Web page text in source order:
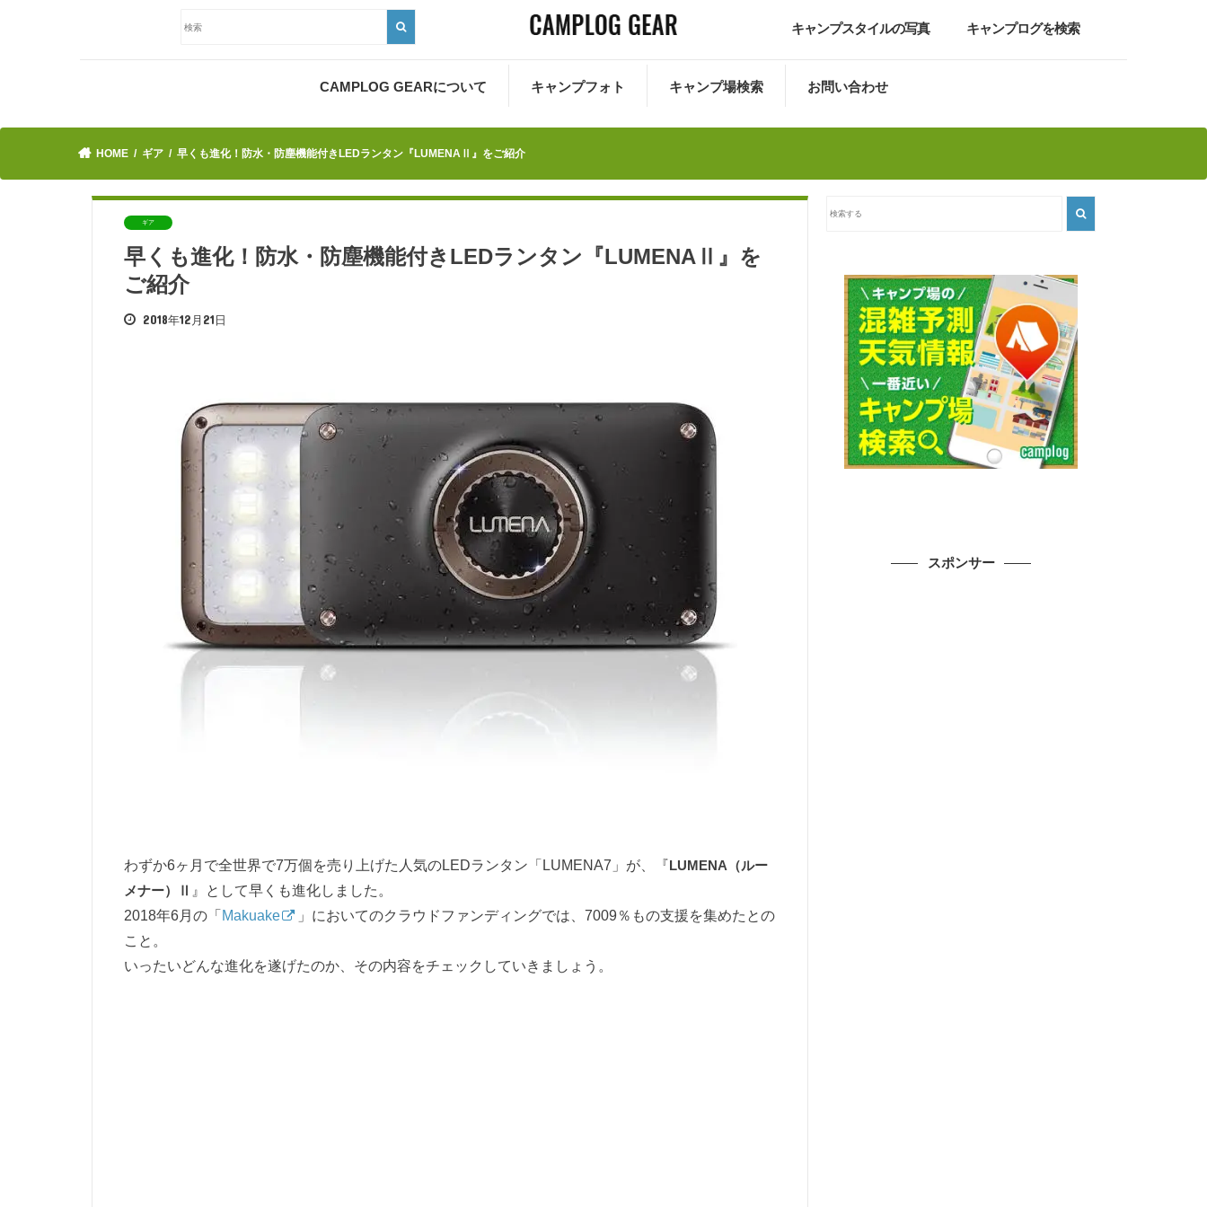
キャンプスタイルの写真 キャンプログを検索
CAMPLOG GEARについて キャンプフォト キャンプ場検索 お問い合わせ
HOME ギア 早くも進化！防水・防塵機能付きLEDランタン『LUMENAⅡ』をご紹介
ギア
早くも進化！防水・防塵機能付きLEDランタン『LUMENAⅡ』を
ご紹介
2018年12月21日
わずか6ヶ月で全世界で7万個を売り上げた人気のLEDランタン「LUMENA7」が、『LUMENA（ルー
メナー）Ⅱ 』として早くも進化しました。
2018年6月の「 Makuake
」においてのクラウドファンディングでは、7009％もの支援を集めたとの
こと。
いったいどんな進化を遂げたのか、その内容をチェックしていきましょう。
スポンサー